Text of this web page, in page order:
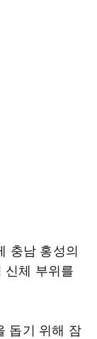
충남 홍성의
신체 부위를
돕기 위해 잠